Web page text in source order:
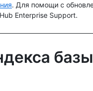
. Для помощи с
Enterprise Support.
базы